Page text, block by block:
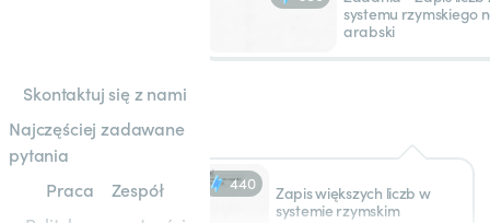
Skontaktuj się z nami
Najczęściej zadawane
pytania
Praca
Zespół
systemu rzymskiego
arabski
440
Zapis większych liczb w
systemie rzymskim